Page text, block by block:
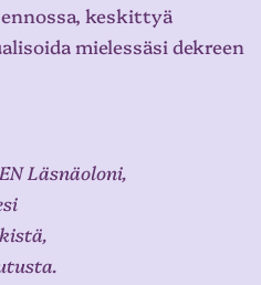
keskittyä
mielessäsi dekreen
Läsnäoloni,